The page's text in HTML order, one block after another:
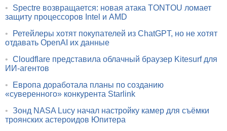
•
Spectre возвращается: новая атака TONTOU ломает
защиту процессоров Intel и AMD
•
Ретейлеры хотят покупателей из ChatGPT, но не хотят
отдавать OpenAI их данные
• Cloudflare представила облачный браузер Kitesurf для
ИИ-агентов
•
Европа доработала планы по созданию
«суверенного» конкурента Starlink
• Зонд NASA Lucy начал настройку камер для съёмки
троянских астероидов Юпитера